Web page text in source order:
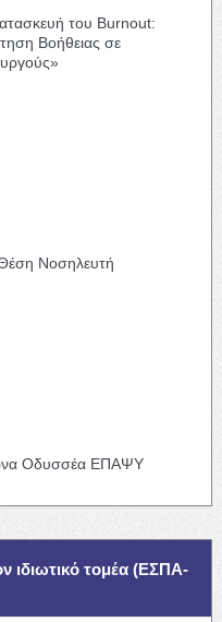
του Burnout:
Βοήθειας σε
Νοσηλευτή
Οδυσσέα ΕΠΑΨΥ
ιδιωτικό τομέα (ΕΣΠΑ-